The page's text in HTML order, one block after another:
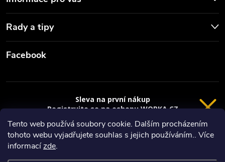
Tento web používá soubory cookie. Dalším procházením
tohoto webu vyjadřujete souhlas s jejich používáním.. Více
informacízde.
Rady a tipy
Facebook
Copyright 2026
VRÁCENÍ 14 DNÍ
Sleva na první nákup
Registrujte se na eshopu WORKA.CZ
sleva 100 Kč* na nákup je Vaše.
Registrace